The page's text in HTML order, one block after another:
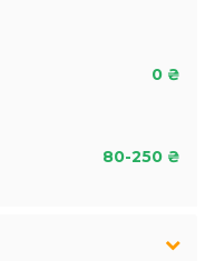
0 ₴
80-250 ₴